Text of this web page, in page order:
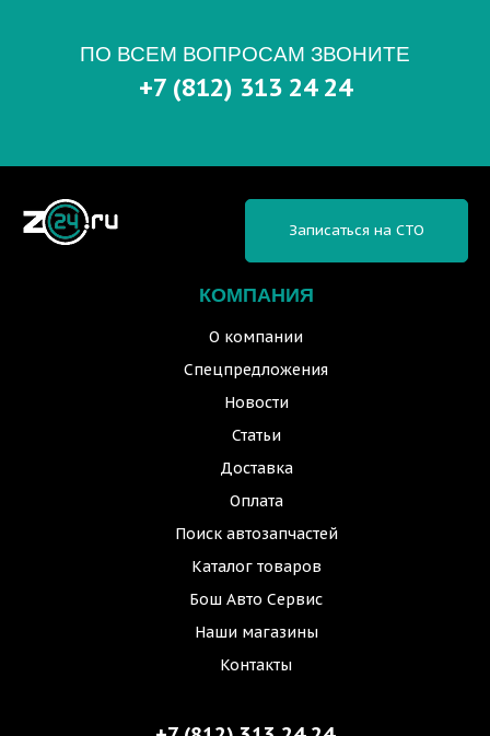
ПО ВСЕМ ВОПРОСАМ ЗВОНИТЕ
+7 (812) 313 24 24
КОМПАНИЯ
О компании
Спецпредложения
Новости
Статьи
Доставка
Оплата
Поиск автозапчастей
Каталог товаров
Бош Авто Сервис
Наши магазины
Контакты
Записаться на СТО